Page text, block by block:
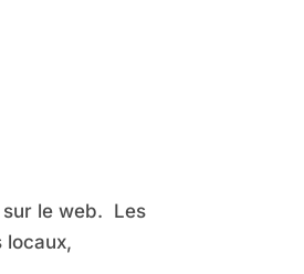
sur le web. Les
locaux,